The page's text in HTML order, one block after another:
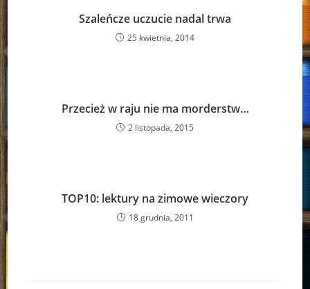
Szaleńcze uczucie nadal trwa
25 kwietnia, 2014
Przecież w raju nie ma morderstw…
2 listopada, 2015
TOP10: lektury na zimowe wieczory
18 grudnia, 2011